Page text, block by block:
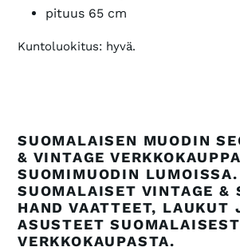
pituus 65 cm
Kuntoluokitus: hyvä.
SUOMALAISEN MUODIN
& VINTAGE VERKKOKAUPPA
SUOMIMUODIN LUMOISSA.
SUOMALAISET VINTAGE &
HAND VAATTEET, LAUKUT
ASUSTEET
VERKKOKAUPASTA.